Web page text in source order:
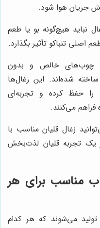
جریان هوا شود.
نباید هیچ‌گونه بو یا طعم
اصلی تنباکو تأثیر بگذارد.
چوب‌های خالص و بدون
شده‌اند. این زغال‌ها
را حفظ کرده و تجربه‌ای
می‌کنند.
زغال قلیان مناسب با
یک تجربه قلیان لذت‌بخش
مناسب برای هر
تولید می‌شوند که هر کدام